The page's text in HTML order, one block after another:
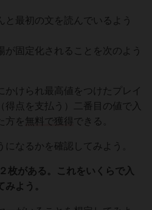
と最初の文を読んでいるよう
が固定化されることを次のよう
かけられ最高値をつけたプレイ
得点を支払う）二番目の値で入
方を 無料で獲得 できる。
なるかを確認してみよう。
枚がある。これをいくらで入
よう。